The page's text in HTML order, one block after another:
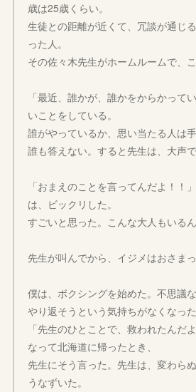
歳は25歳くらい。
生徒との距離が近くて、冗談が通じ
った人。
その佐々木先生がホームルームで、
「最近、誰かが、誰かをからかって
いことをしている。
誰がやっているか、思い当たる人は
誰も答えない。すると先生は、大声
「おまえのことを言ってんだよ！！
は、ビックリした。
すごいと思った。こんな大人もいるん
先生が叫んでから、イジメはおさまっ
僕は、ボクシングを始めた。不思議
やり返そうという気持ちがなくなった
「先生のひとことで、救われたんだ
なって北海道に帰ったとき、
先生にそう言った。先生は、変わら
うなずいた。